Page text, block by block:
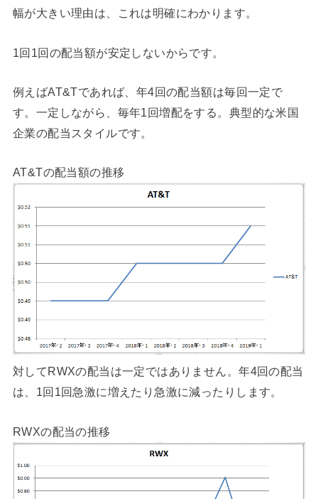
幅が大きい理由は、これは明確にわかります。
1回1回の配当額が安定しないからです。
例えばAT&Tであれば、年4回の配当額は毎回一定で
す。一定しながら、毎年1回増配をする。典型的な米国
企業の配当スタイルです。
AT&Tの配当額の推移
対してRWXの配当は一定ではありません。年4回の配当
は、1回1回急激に増えたり急激に減ったりします。
RWXの配当の推移